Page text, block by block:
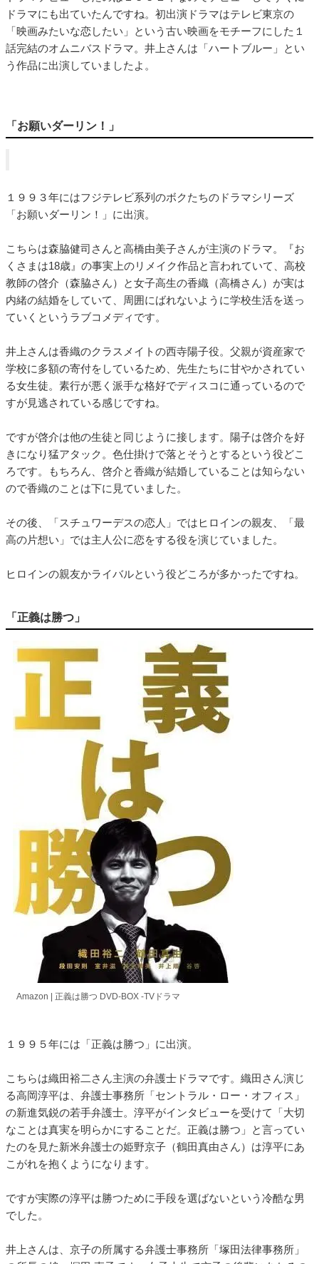
ドラマにも出ていたんですね。初出演ドラマはテレビ東京の
「映画みたいな恋したい」という古い映画をモチーフにした１
話完結のオムニバスドラマ。井上さんは「ハートブルー」とい
う作品に出演していましたよ。
「お願いダーリン！」
１９９３年にはフジテレビ系列のボクたちのドラマシリーズ
「お願いダーリン！」に出演。
こちらは森脇健司さんと高橋由美子さんが主演のドラマ。『お
くさまは18歳』の事実上のリメイク作品と言われていて、高校
教師の啓介（森脇さん）と女子高生の香織（高橋さん）が実は
内緒の結婚をしていて、周囲にばれないように学校生活を送っ
ていくというラブコメディです。
井上さんは香織のクラスメイトの西寺陽子役。父親が資産家で
学校に多額の寄付をしているため、先生たちに甘やかされてい
る女生徒。素行が悪く派手な格好でディスコに通っているので
すが見逃されている感じですね。
ですが啓介は他の生徒と同じように接します。陽子は啓介を好
きになり猛アタック。色仕掛けで落とそうとするという役どこ
ろです。もちろん、啓介と香織が結婚していることは知らない
ので香織のことは下に見ていました。
その後、「スチュワーデスの恋人」ではヒロインの親友、「最
高の片想い」では主人公に恋をする役を演じていました。
ヒロインの親友かライバルという役どころが多かったですね。
「正義は勝つ」
Amazon | 正義は勝つ DVD-BOX -TVドラマ
１９９５年には「正義は勝つ」に出演。
こちらは織田裕二さん主演の弁護士ドラマです。織田さん演じ
る高岡淳平は、弁護士事務所「セントラル・ロー・オフィス」
の新進気鋭の若手弁護士。淳平がインタビューを受けて「大切
なことは真実を明らかにすることだ。正義は勝つ」と言ってい
たのを見た新米弁護士の姫野京子（鶴田真由さん）は淳平にあ
こがれを抱くようになります。
ですが実際の淳平は勝つために手段を選ばないという冷酷な男
でした。
井上さんは、京子の所属する弁護士事務所「塚田法律事務所」